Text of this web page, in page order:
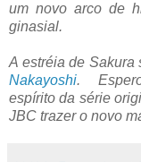
um novo arco de
ginasial.
A estréia de Sakura
Nakayoshi.
espírito da série
JBC trazer o novo